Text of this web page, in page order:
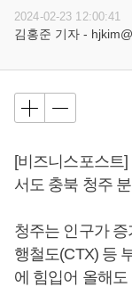
2024-02-23 12:00:41
김홍준 기자 -
[비즈니스포스트
서도 충북 청주
청주는 인구가
행철도(CTX) 등
에 힘입어 올해도